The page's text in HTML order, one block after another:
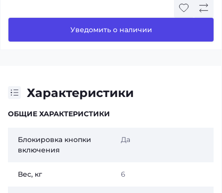
Уведомить о наличии
Характеристики
ОБЩИЕ ХАРАКТЕРИСТИКИ
Блокировка кнопки
включения
Да
Вес, кг 6